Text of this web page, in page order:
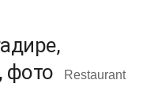
фото
Restaurant